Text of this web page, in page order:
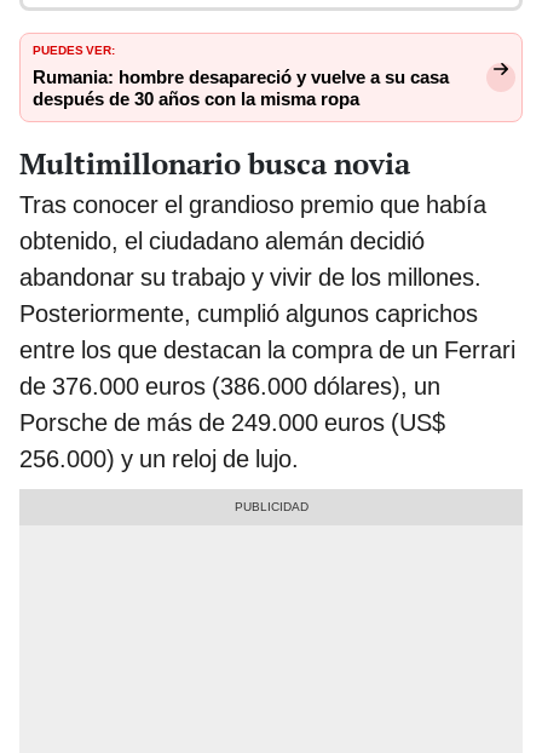
PUEDES VER:
Rumania: hombre desapareció y vuelve a su casa
después de 30 años con la misma ropa
Multimillonario busca novia
Tras conocer el grandioso premio que había
obtenido, el ciudadano alemán decidió
abandonar su trabajo y vivir de los millones.
Posteriormente, cumplió algunos caprichos
entre los que destacan la compra de un Ferrari
de 376.000 euros (386.000 dólares), un
Porsche de más de 249.000 euros (US$
256.000) y un reloj de lujo.